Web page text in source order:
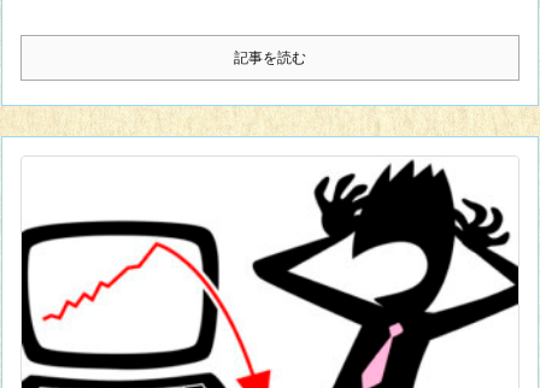
記事を読む